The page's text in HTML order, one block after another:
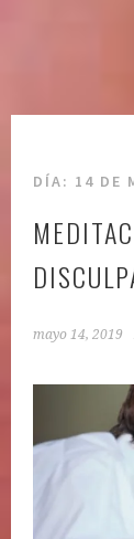
DÍA: 14 DE
mayo 14, 2019